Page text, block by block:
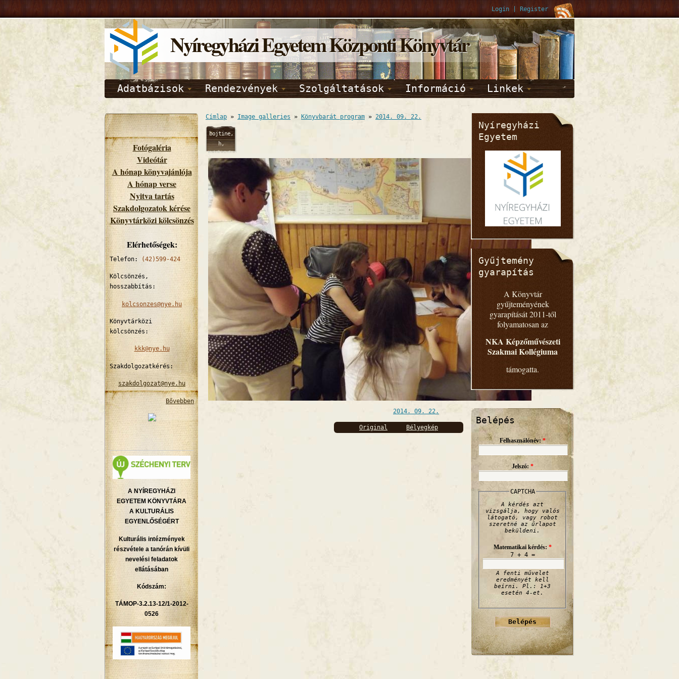
Login Register
Nyíregyházi Egyetem Központi Könyvtár
Adatbázisok Rendezvények Szolgáltatások Információ Linkek
Fotógaléria
Videótár
A hónap könyvajánlója
A hónap verse
Nyitva tartás
Szakdolgozatok kérése
Könyvtárközi kölcsönzés
Elérhetőségek:
Telefon: (42)599-424
Kölcsönzés,
hosszabbítás:
kolcsonzes@nye.hu
Könyvtárközi
kölcsönzés:
kkk@nye.hu
Szakdolgozatkérés:
szakdolgozat@nye.hu
Bővebben
A NYÍREGYHÁZI
EGYETEM KÖNYVTÁRA
A KULTURÁLIS
EGYENLŐSÉGÉRT
Kulturális intézmények
részvétele a tanórán kívüli
nevelési feladatok
ellátásában
Kódszám:
TÁMOP-3.2.13-12/1-2012-
0526
Címlap » Image galleries » Könyvbarát program » 2014. 09. 22.
bojtine,
h,
10/13/2014
- 09:39
2014. 09. 22.
Original Bélyegkép
Nyíregyházi
Egyetem
Gyűjtemény
gyarapítás
A Könyvtár
gyűjteményének
gyarapítását 2011-től
folyamatosan az
NKA Képzőművészeti
Szakmai Kollégiuma
támogatta.
Belépés
Felhasználónév:*
Jelszó: *
CAPTCHA
A kérdés azt
vizsgálja, hogy valós
látogató, vagy robot
szeretné az űrlapot
beküldeni.
Matematikai kérdés: *
7 + 4 =
A fenti művelet
eredményét kell
beírni. Pl.: 1+3
esetén 4-et.